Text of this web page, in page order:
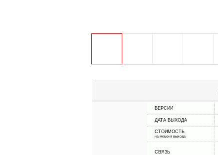
ВЕРСИИ
ДАТА ВЫХОДА
СТОИМОСТЬ
на момент выхода
СВЯЗЬ